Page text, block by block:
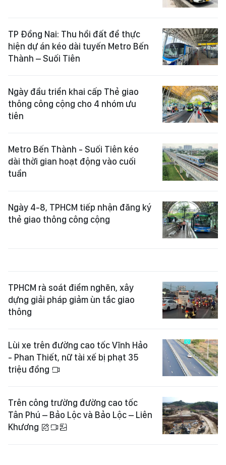
TP Đồng Nai: Thu hồi đất để thực
hiện dự án kéo dài tuyến Metro Bến
Thành – Suối Tiên
Ngày đầu triển khai cấp Thẻ giao
thông công cộng cho 4 nhóm ưu
tiên
Metro Bến Thành - Suối Tiên kéo
dài thời gian hoạt động vào cuối
tuần
Ngày 4-8, TPHCM tiếp nhận đăng ký
thẻ giao thông công cộng
TPHCM rà soát điểm nghẽn, xây
dựng giải pháp giảm ùn tắc giao
thông
Lùi xe trên đường cao tốc Vĩnh Hảo
- Phan Thiết, nữ tài xế bị phạt 35
triệu đồng
Trên công trường đường cao tốc
Tân Phú – Bảo Lộc và Bảo Lộc – Liên
Khương